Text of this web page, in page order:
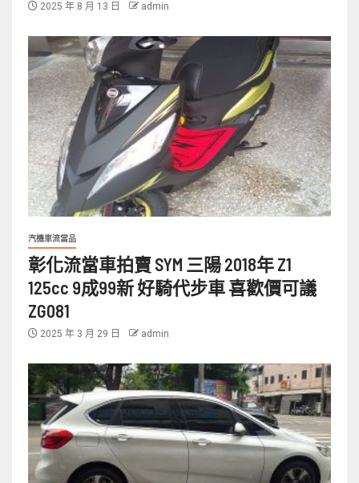
2025 年 8 月 13 日 admin
汽機車流當品
彰化流當車拍賣 SYM 三陽 2018年 Z1
125cc 9成99新 好騎代步車 喜歡價可議
ZG081
2025 年 3 月 29 日 admin